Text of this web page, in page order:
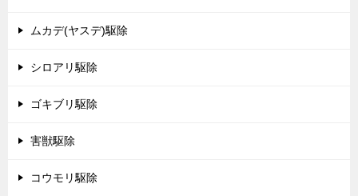
ムカデ(ヤスデ)駆除
シロアリ駆除
ゴキブリ駆除
害獣駆除
コウモリ駆除